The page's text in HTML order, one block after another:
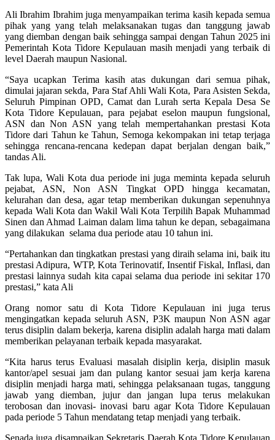
Ali Ibrahim Ibrahim juga menyampaikan terima kasih kepada semua
pihak yang yang telah melaksanakan tugas dan tanggung jawab
yang diemban dengan baik sehingga sampai dengan Tahun 2025 ini
Pemerintah Kota Tidore Kepulauan masih menjadi yang terbaik di
level Daerah maupun Nasional.
“Saya ucapkan Terima kasih atas dukungan dari semua pihak,
dimulai jajaran sekda, Para Staf Ahli Wali Kota, Para Asisten Sekda,
Seluruh Pimpinan OPD, Camat dan Lurah serta Kepala Desa Se
Kota Tidore Kepulauan, para pejabat eselon maupun fungsional,
ASN dan Non ASN yang telah mempertahankan prestasi Kota
Tidore dari Tahun ke Tahun, Semoga kekompakan ini tetap terjaga
sehingga rencana-rencana kedepan dapat berjalan dengan baik,”
tandas Ali.
Tak lupa, Wali Kota dua periode ini juga meminta kepada seluruh
pejabat, ASN, Non ASN Tingkat OPD hingga kecamatan,
kelurahan dan desa, agar tetap memberikan dukungan sepenuhnya
kepada Wali Kota dan Wakil Wali Kota Terpilih Bapak Muhammad
Sinen dan Ahmad Laiman dalam lima tahun ke depan, sebagaimana
yang dilakukan selama dua periode atau 10 tahun ini.
“Pertahankan dan tingkatkan prestasi yang diraih selama ini, baik itu
prestasi Adipura, WTP, Kota Terinovatif, Insentif Fiskal, Inflasi, dan
prestasi lainnya sudah kita capai selama dua periode ini sekitar 170
prestasi,” kata Ali
Orang nomor satu di Kota Tidore Kepulauan ini juga terus
mengingatkan kepada seluruh ASN, P3K maupun Non ASN agar
terus disiplin dalam bekerja, karena disiplin adalah harga mati dalam
memberikan pelayanan terbaik kepada masyarakat.
“Kita harus terus Evaluasi masalah disiplin kerja, disiplin masuk
kantor/apel sesuai jam dan pulang kantor sesuai jam kerja karena
disiplin menjadi harga mati, sehingga pelaksanaan tugas, tanggung
jawab yang diemban, jujur dan jangan lupa terus melakukan
terobosan dan inovasi- inovasi baru agar Kota Tidore Kepulauan
pada periode 5 Tahun mendatang tetap menjadi yang terbaik.